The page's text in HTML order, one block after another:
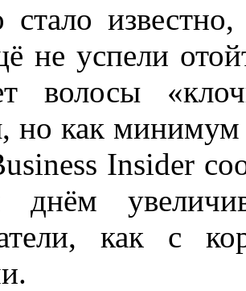
стало
не успели
волосы
но как минимум
Insider
как с